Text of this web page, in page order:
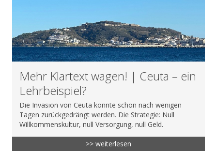
Mehr Klartext wagen! | Ceuta – ein
Lehrbeispiel?
Die Invasion von Ceuta konnte schon nach wenigen
Tagen zurückgedrängt werden. Die Strategie: Null
Willkommenskultur, null Versorgung, null Geld.
>> weiterlesen